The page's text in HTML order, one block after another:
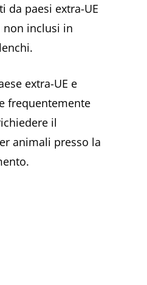
da paesi extra-UE
non inclusi in
extra-UE e
frequentemente
il
animali presso la